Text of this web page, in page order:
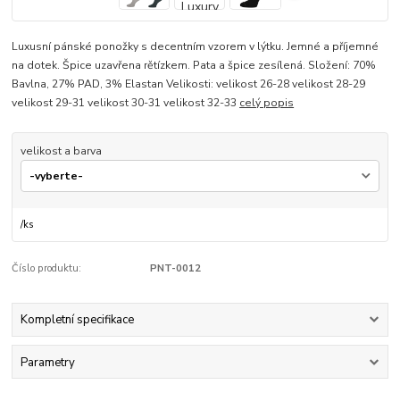
Luxusní pánské ponožky s decentním vzorem v lýtku. Jemné a příjemné
na dotek. Špice uzavřena rětízkem. Pata a špice zesílená. Složení: 70%
Bavlna, 27% PAD, 3% Elastan Velikosti: velikost 26-28 velikost 28-29
velikost 29-31 velikost 30-31 velikost 32-33 celý popis
velikost a barva
/ks
Číslo produktu: PNT-0012
Kompletní specifikace
Parametry